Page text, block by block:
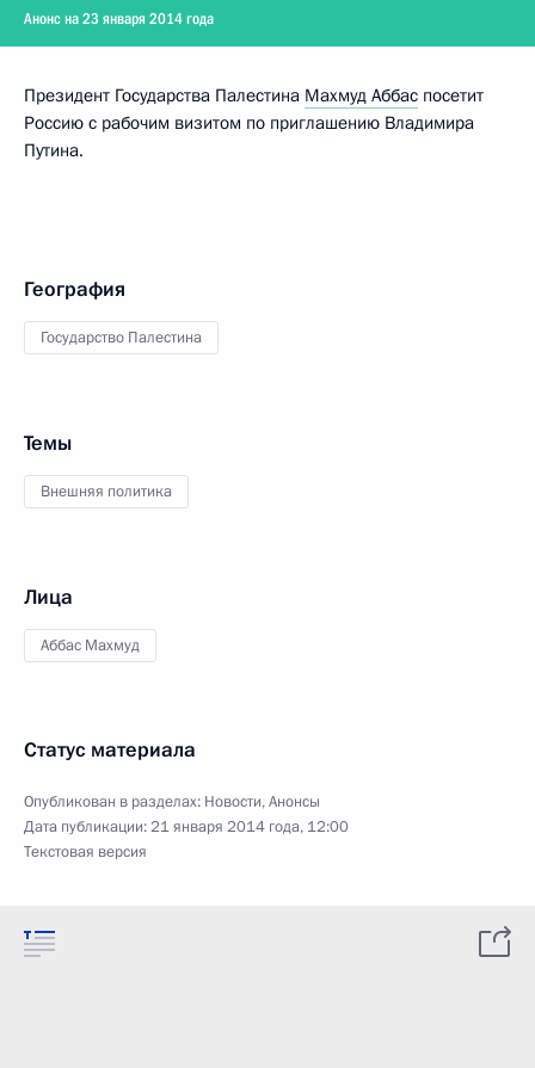
Анонс на 23 января 2014 года
Президент Государства Палестина Махмуд Аббас посетит
Россию с рабочим визитом по приглашению Владимира
Путина.
География
Государство Палестина
Темы
Внешняя политика
Лица
Аббас Махмуд
Статус материала
Опубликован в разделах: Новости,Анонсы
Дата публикации:21 января 2014 года, 12:00
Текстовая версия